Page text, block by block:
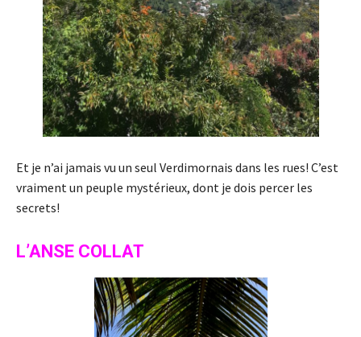
Et je n’ai jamais vu un seul Verdimornais dans les rues! C’est
vraiment un peuple mystérieux, dont je dois percer les
secrets!
L’ANSE COLLAT